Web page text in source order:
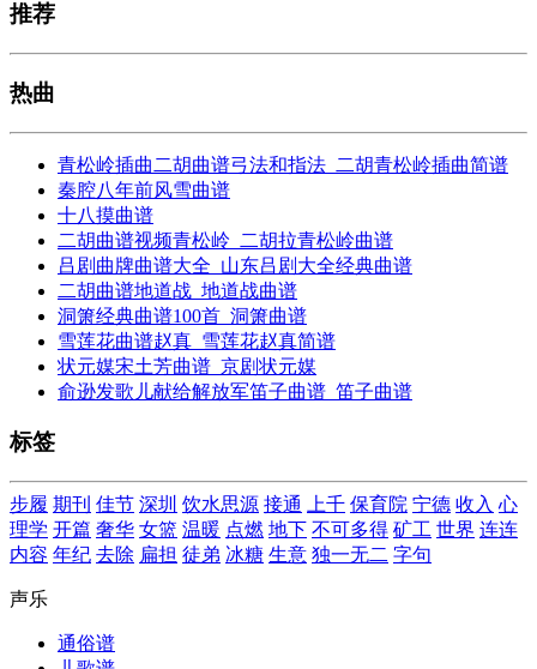
推荐
热曲
青松岭插曲二胡曲谱弓法和指法_二胡青松岭插曲简谱
秦腔八年前风雪曲谱
十八摸曲谱
二胡曲谱视频青松岭_二胡拉青松岭曲谱
吕剧曲牌曲谱大全_山东吕剧大全经典曲谱
二胡曲谱地道战_地道战曲谱
洞箫经典曲谱100首_洞箫曲谱
雪莲花曲谱赵真_雪莲花赵真简谱
状元媒宋土芳曲谱_京剧状元媒
俞逊发歌儿献给解放军笛子曲谱_笛子曲谱
标签
步履 期刊 佳节 深圳 饮水思源 接通 上千 保育院 宁德 收入 心
理学 开篇 奢华 女篮 温暖 点燃 地下 不可多得 矿工 世界 连连
内容 年纪 去除 扁担 徒弟 冰糖 生意 独一无二 字句
声乐
通俗谱